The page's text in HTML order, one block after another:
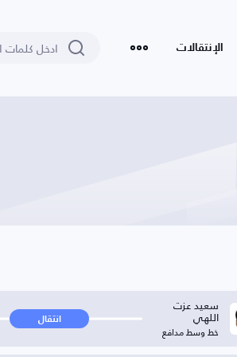
الإنتقالات
سعيد عزت
اللهي
خط وسط مدافع
انتقال